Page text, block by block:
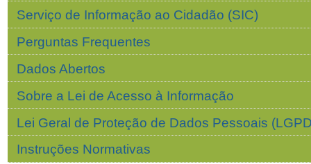
Serviço de Informação ao Cidadão (SIC)
Perguntas Frequentes
Dados Abertos
Sobre a Lei de Acesso à Informação
Lei Geral de Proteção de Dados Pessoais
Instruções Normativas